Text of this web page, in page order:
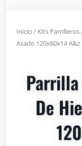
Inicio / Kits Parrilleros
Asado 120x60x14 A&z
De